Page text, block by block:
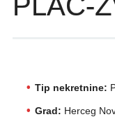
Tip nekretnine:
Grad: Herceg